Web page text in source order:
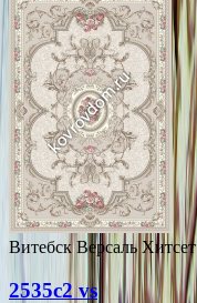
Витебск Версаль Хитсет
2535c2 vs